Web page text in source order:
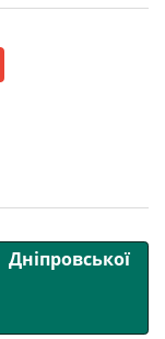
Дніпровської